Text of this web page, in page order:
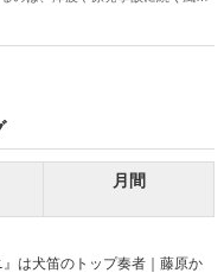
月間
』は犬笛のトップ奏者｜藤原か